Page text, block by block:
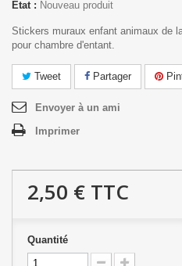
État : Nouveau produit
Stickers muraux enfant animaux de
pour chambre d'entant.
Tweet Partager
Envoyer à un ami
Imprimer
2,50 € TTC
Quantité